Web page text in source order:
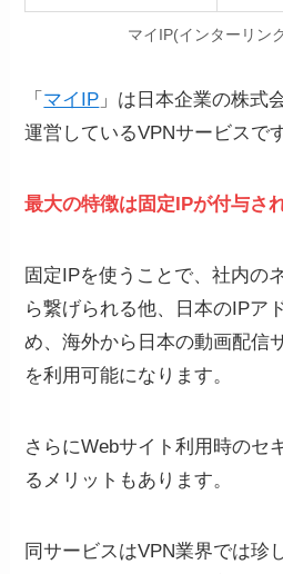
マイIP(インターリン
「 マイIP 」は日本企業の株式
運営しているVPNサービスです
最大の特徴は固定IPが付与さ
固定IPを使うことで、社内の
ら繋げられる他、日本のIPア
め、海外から日本の動画配信
を利用可能になります。
さらにWebサイト利用時のセ
るメリットもあります。
同サービスはVPN業界では珍